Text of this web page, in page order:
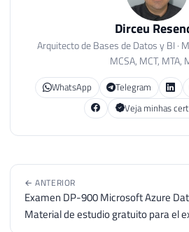
Dirceu
Arquitecto de Bases de Datos y BI ·
MCSA, MCT, MTA,
WhatsApp
Telegram
Veja minhas
← ANTERIOR
Examen DP-900 Microsoft Azure
Material de estudio gratuito para el